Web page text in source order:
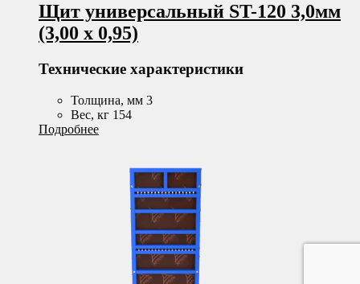
Щит универсальный ST-120 3,0мм
(3,00 х 0,95)
Технические характеристики
Толщина, мм 3
Вес, кг 154
Подробнее